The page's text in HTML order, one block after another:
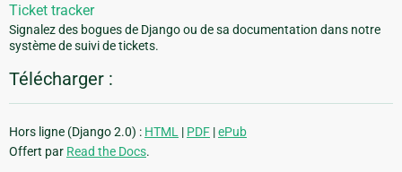
Ticket tracker
Signalez des bogues de Django ou de sa documentation dans notre
système de suivi de tickets.
Télécharger :
Hors ligne (Django 2.0) : HTML | PDF |ePub
Offert par Read the Docs.